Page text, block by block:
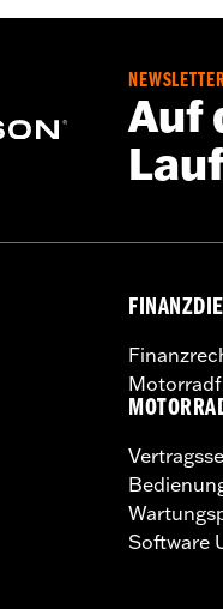
Auf
Software